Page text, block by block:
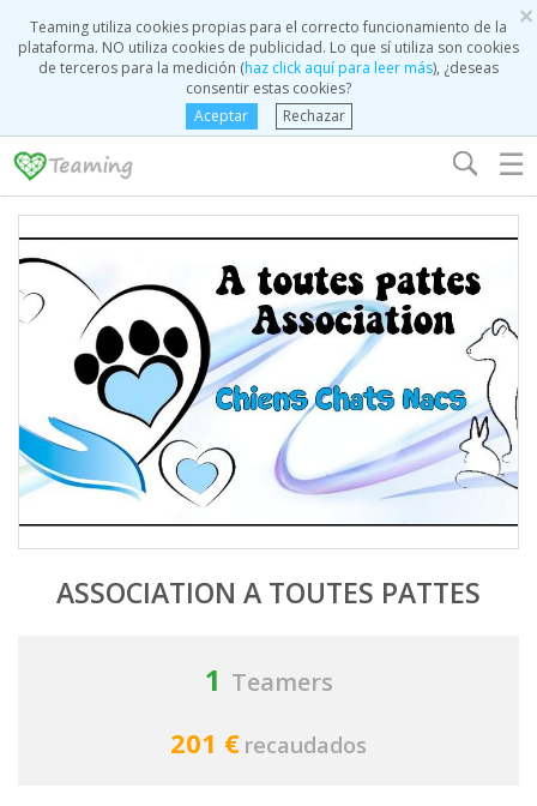
×
Teaming utiliza cookies propias para el correcto funcionamiento de la
plataforma. NO utiliza cookies de publicidad. Lo que sí utiliza son cookies
de terceros para la medición (haz click aquí para leer más), ¿deseas
consentir estas cookies?
Aceptar
Rechazar
☰
ASSOCIATION A TOUTES PATTES
1 Teamers
201 € recaudados